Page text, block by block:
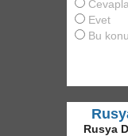
Evet
Bu
Rusya